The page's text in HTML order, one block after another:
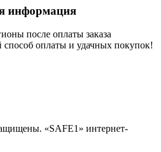
информация
после оплаты заказа
оплаты и удачных покупок!
«SAFE1» интернет-